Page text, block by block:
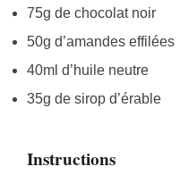
75g de chocolat noir
50g d’amandes effilées
40ml d’huile neutre
35g de sirop d’érable
Instructions